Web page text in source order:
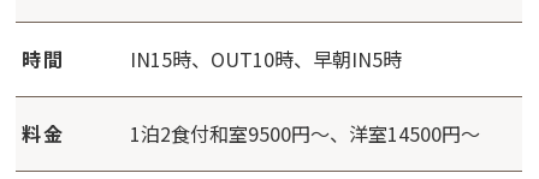
時間 IN15時、OUT10時、早朝IN5時
料金 1泊2食付和室9500円～、洋室14500円～